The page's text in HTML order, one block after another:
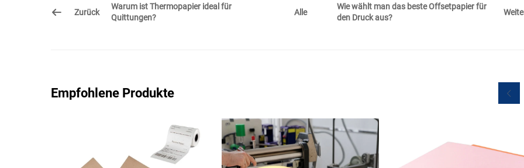
Zurück
Warum ist Thermopapier ideal für
Quittungen?
Alle
Wie wählt man das beste Offsetpapier für
den Druck aus?
Empfohlene Produkte